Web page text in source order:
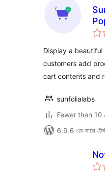
Display a
customers add
cart contents and
sunfolialabs
Fewer than
6.9.6 এর সাথে